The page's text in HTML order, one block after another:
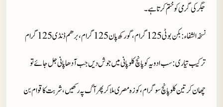
جگر کی گرمی کو ختم کرتا ہے۔
نسخہ الشفاء: بکن بوٹی 125 گرام، گورکھ پان 125 گرام، برھم ڈنڈی 125 گرام
ترکیب تیاری: سب ادویہ کو پانچ کلو پانی میں جوش دیں جب آدھا پانی جل جائے تو
چھان کر تین کلو پانچ سو گرام، کوزہ مصری ملا کر پھر آگ پہ رکھیں، شربت کا قوام بن